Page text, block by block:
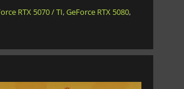
RTX 5070 / TI,GeForce RTX 5080,